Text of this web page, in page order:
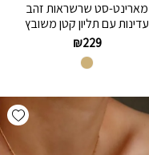
מארינט-סט שרשראות זהב
עדינות עם תליון קטן משובץ
₪229